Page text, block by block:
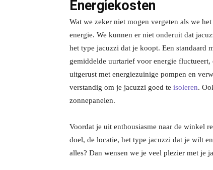
Energiekosten
Wat we zeker niet mogen vergeten als we
energie. We kunnen er niet onderuit dat
het type jacuzzi dat je koopt. Een standaard
gemiddelde uurtarief voor energie
uitgerust met energiezuinige pompen en
verstandig om je jacuzzi goed te isoleren.
zonnepanelen.
Voordat je uit enthousiasme naar de winkel
doel, de locatie, het type jacuzzi dat je wilt
alles? Dan wensen we je veel plezier met je